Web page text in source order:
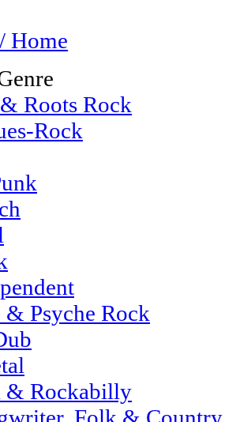
Home
Roots Rock
Rock
& Psyche Rock
& Rockabilly